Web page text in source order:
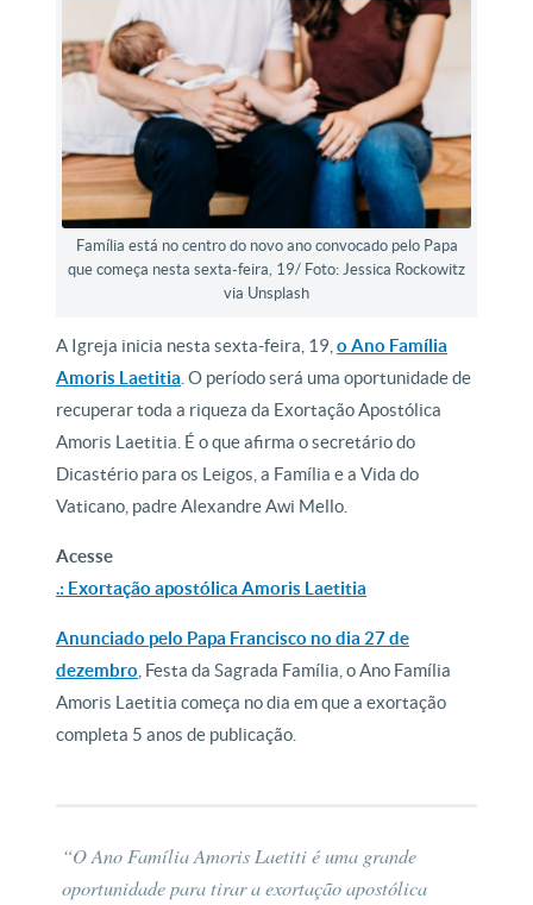
Família está no centro do novo ano convocado pelo Papa
que começa nesta sexta-feira, 19/ Foto: Jessica Rockowitz
via Unsplash
A Igreja inicia nesta sexta-feira, 19,o Ano Família
Amoris Laetitia . O período será uma oportunidade de
recuperar toda a riqueza da Exortação Apostólica
Amoris Laetitia. É o que afirma o secretário do
Dicastério para os Leigos, a Família e a Vida do
Vaticano, padre Alexandre Awi Mello.
Acesse
.: Exortação apostólica Amoris Laetitia
Anunciado pelo Papa Francisco no dia 27 de
dezembro , Festa da Sagrada Família, o Ano Família
Amoris Laetitia começa no dia em que a exortação
completa 5 anos de publicação.
“O Ano Família Amoris Laetiti é uma grande
oportunidade para tirar a exortação apostólica